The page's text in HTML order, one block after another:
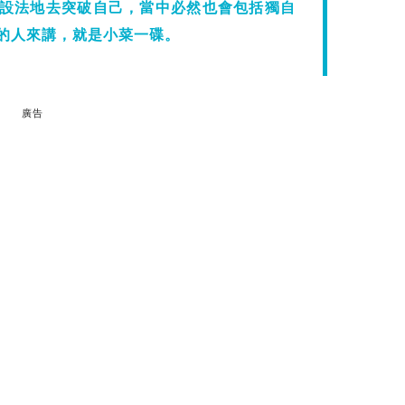
法地去突破自己，當中必然也會包括獨自
人來講，就是小菜一碟。
廣告